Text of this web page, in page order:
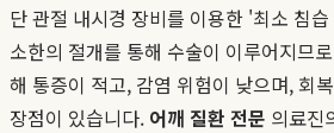
단 관절 내시경 장비를 이용한 '최소 침
소한의 절개를 통해 수술이 이루어지므
해 통증이 적고, 감염 위험이 낮으며, 회
장점이 있습니다. 어깨 질환 전문 의료진